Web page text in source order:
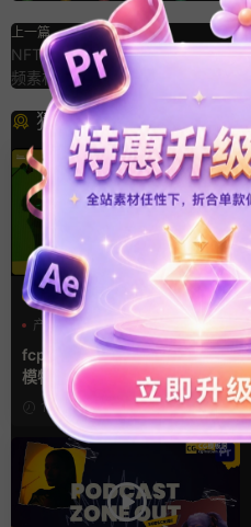
上一篇
NFT卡片数字艺术品收藏UI商务视
频素材展示pr模板
猜你喜欢
FCPX发生器
产品宣传
企业宣传模板
分屏模板
fcpx插件 34秒14张照片多屏
模特产品广告宣传视频相册
1天前